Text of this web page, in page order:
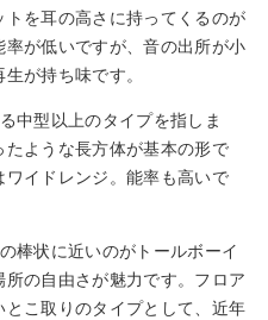
を耳の高さに持ってくるのが
が低いですが、音の出所が小
が持ち味です。
中型以上のタイプを指しま
ような長方体が基本の形で
イドレンジ。能率も高いで
棒状に近いのがトールボーイ
の自由さが魅力です。フロア
こ取りのタイプとして、近年